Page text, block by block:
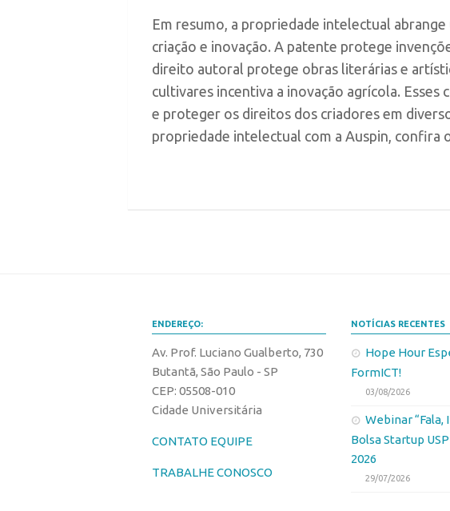
Em resumo, a propriedade intelectual
criação e inovação. A patente protege
direito autoral protege obras literárias e
cultivares incentiva a inovação agrícola.
e proteger os direitos dos criadores em
propriedade intelectual com a Auspin, confira
ENDEREÇO:
Av. Prof. Luciano Gualberto, 730
Butantã, São Paulo - SP
CEP: 05508-010
Cidade Universitária
CONTATO EQUIPE
TRABALHE CONOSCO
NOTÍCIAS RECENTES
Hope Hour
FormICT!
03/08/2026
Webinar “Fala,
Bolsa Startup
2026
29/07/2026